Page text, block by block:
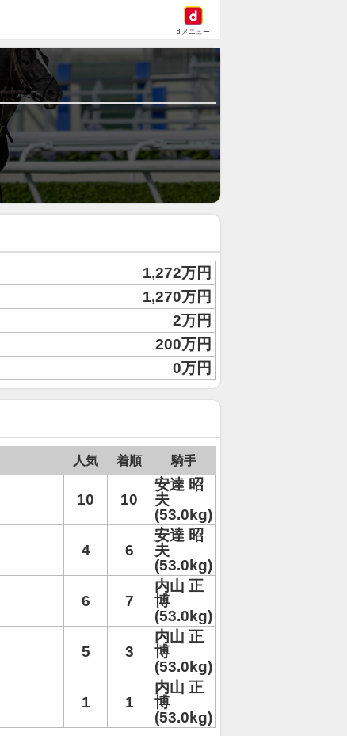
dメニュー
1,272万円
1,270万円
2万円
200万円
0万円
人気 着順 騎手
10 10
安達 昭
夫
(53.0kg)
4 6
安達 昭
夫
(53.0kg)
6 7
内山 正
博
(53.0kg)
5 3
内山 正
博
(53.0kg)
1 1
内山 正
博
(53.0kg)